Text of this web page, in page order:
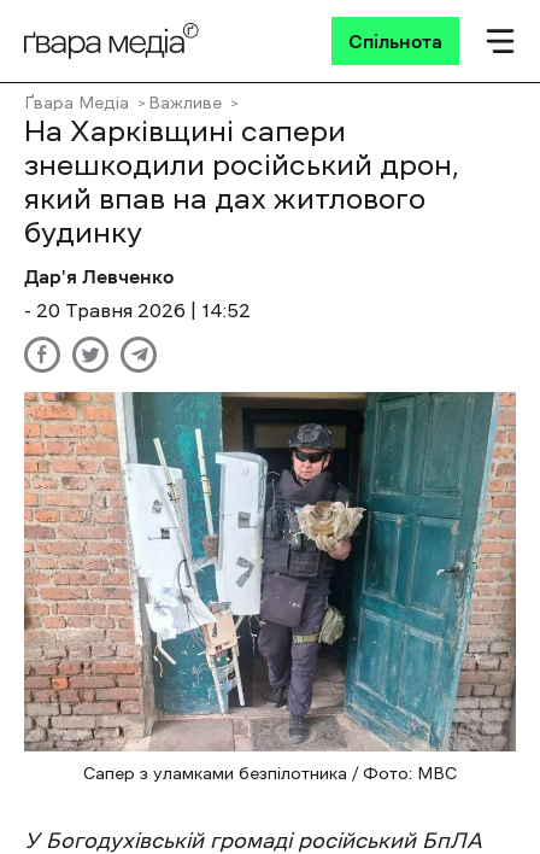
Спільнота
Ґвара Медіа Важливе
На Харківщині сапери
знешкодили російський дрон,
який впав на дах житлового
будинку
Дар'я Левченко
- 20 Травня 2026 | 14:52
Сапер з уламками безпілотника / Фото: МВС
У Богодухівській громаді російський БпЛА